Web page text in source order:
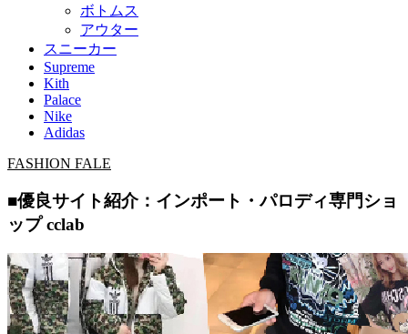
ボトムス
アウター
スニーカー
Supreme
Kith
Palace
Nike
Adidas
FASHION FALE
■優良サイト紹介：インポート・パロディ専門ショ
ップ cclab